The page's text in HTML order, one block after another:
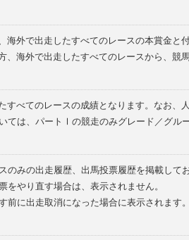
海外で出走したすべてのレースの本賞金と
、海外で出走したすべてのレースから、競
すべてのレースの成績となります。なお、
ては、パートⅠの競走のみグレード／グル
のみの出走履歴、出馬投票履歴を掲載してお
をやり直す場合は、表示されません。
前に出走取消になった場合に表示されます。